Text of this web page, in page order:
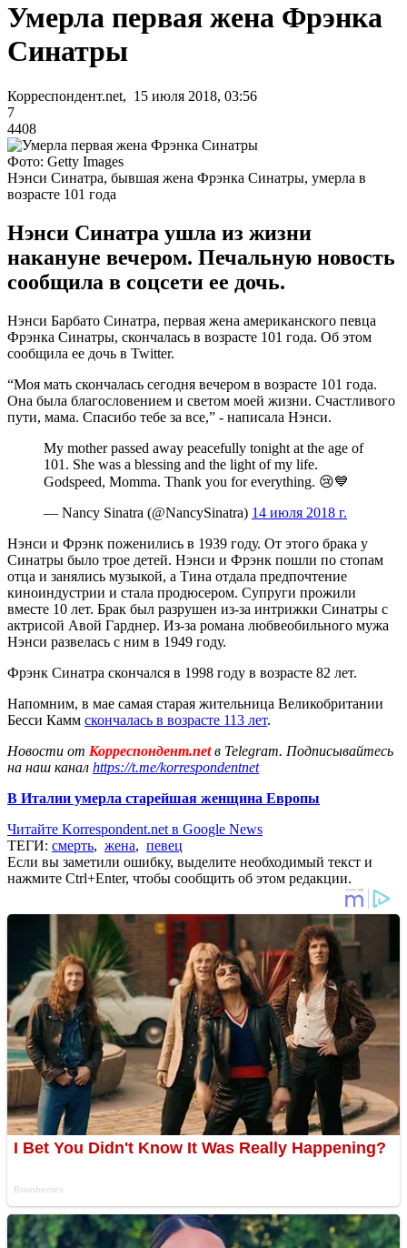
Умерла первая жена Фрэнка
Синатры
Корреспондент.net, 15 июля 2018, 03:56
7
4408
Фото: Getty Images
Нэнси Синатра, бывшая жена Фрэнка Синатры, умерла в
возрасте 101 года
Нэнси Синатра ушла из жизни
накануне вечером. Печальную новость
сообщила в соцсети ее дочь.
Нэнси Барбато Синатра, первая жена американского певца
Фрэнка Синатры, скончалась в возрасте 101 года. Об этом
сообщила ее дочь в Twitter.
“Моя мать скончалась сегодня вечером в возрасте 101 года.
Она была благословением и светом моей жизни. Счастливого
пути, мама. Спасибо тебе за все,” - написала Нэнси.
My mother passed away peacefully tonight at the age of
101. She was a blessing and the light of my life.
Godspeed, Momma. Thank you for everything. 😢💙
— Nancy Sinatra (@NancySinatra) 14 июля 2018 г.
Нэнси и Фрэнк поженились в 1939 году. От этого брака у
Синатры было трое детей. Нэнси и Фрэнк пошли по стопам
отца и занялись музыкой, а Тина отдала предпочтение
киноиндустрии и стала продюсером. Супруги прожили
вместе 10 лет. Брак был разрушен из-за интрижки Синатры с
актрисой Авой Гарднер. Из-за романа любвеобильного мужа
Нэнси развелась с ним в 1949 году.
Фрэнк Синатра скончался в 1998 году в возрасте 82 лет.
Напомним, в мае самая старая жительница Великобритании
Бесси Камм скончалась в возрасте 113 лет.
Новости от Корреспондент.netв Telegram. Подписывайтесь
на наш канал https://t.me/korrespondentnet
В Италии умерла старейшая женщина Европы
Читайте Korrespondent.net в Google News
ТЕГИ: смерть, жена, певец
Если вы заметили ошибку, выделите необходимый текст и
нажмите Ctrl+Enter, чтобы сообщить об этом редакции.